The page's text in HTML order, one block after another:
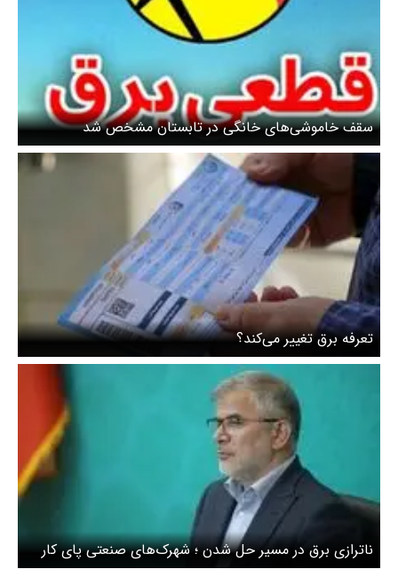
سقف خاموشی‌های خانگی در تابستان مشخص شد
تعرفه برق تغییر می‌کند؟
ناترازی برق در مسیر حل شدن ؛ شهرک‌های صنعتی پای کار
آمدند